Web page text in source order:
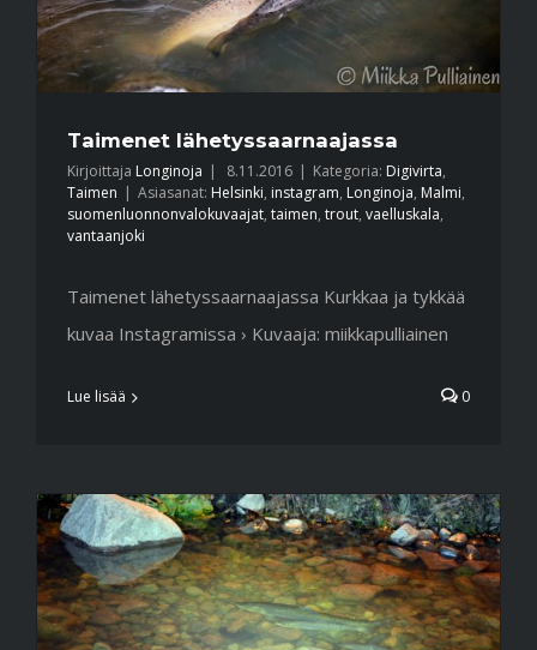
Taimenet lähetyssaarnaajassa
Kirjoittaja Longinoja 8.11.2016 Kategoria: Digivirta,
Taimen
Asiasanat: Helsinki, instagram, Longinoja, Malmi,
suomenluonnonvalokuvaajat, taimen, trout, vaelluskala,
vantaanjoki
Taimenet lähetyssaarnaajassa Kurkkaa ja tykkää
kuvaa Instagramissa › Kuvaaja: miikkapulliainen
Lue lisää 0